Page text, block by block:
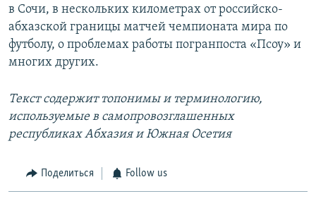
в Сочи, в нескольких километрах от российско-
абхазской границы матчей чемпионата мира по
футболу, о проблемах работы погранпоста «Псоу» и
многих других.
Текст содержит топонимы и терминологию,
используемые в самопровозглашенных
республиках Абхазия и Южная Осетия
Поделиться Follow us